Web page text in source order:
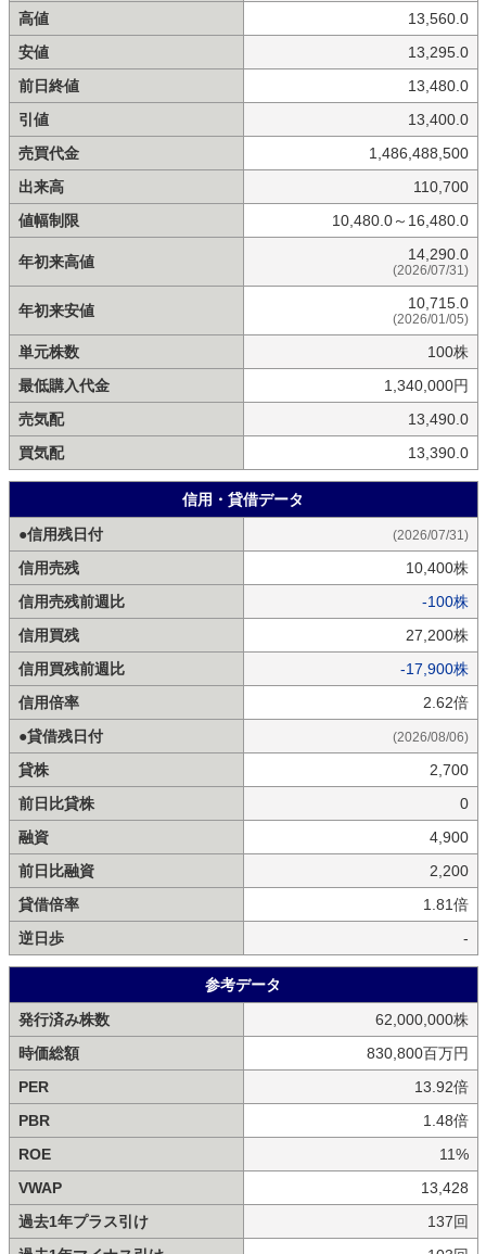
高値
13,560.0
安値
13,295.0
前日終値
13,480.0
引値
13,400.0
売買代金
1,486,488,500
出来高
110,700
値幅制限
10,480.0～16,480.0
年初来高値 14,290.0
(2026/07/31)
年初来安値 10,715.0
(2026/01/05)
単元株数
100株
最低購入代金
1,340,000円
売気配
13,490.0
買気配
13,390.0
信用・貸借データ
●信用残日付
(2026/07/31)
信用売残
10,400株
信用売残前週比
-100株
信用買残
27,200株
信用買残前週比
-17,900株
信用倍率
2.62倍
●貸借残日付
(2026/08/06)
貸株
2,700
前日比貸株
0
融資
4,900
前日比融資
2,200
貸借倍率
1.81倍
逆日歩
-
参考データ
発行済み株数
62,000,000株
時価総額
830,800百万円
PER
13.92倍
PBR
1.48倍
ROE
11%
VWAP
13,428
過去1年プラス引け
137回